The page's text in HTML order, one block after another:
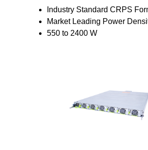
Industry Standard CRPS
Market Leading Power
550 to 2400 W